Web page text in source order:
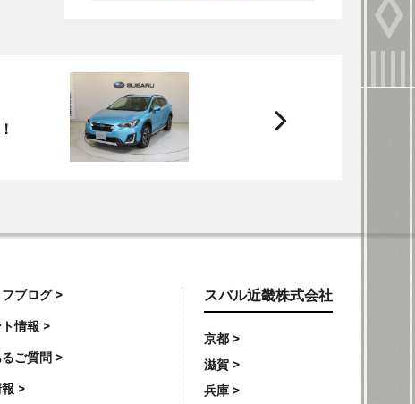
次
ブログ >
情報 >
ご質問 >
>
スバル近畿株式会社
京都 >
滋賀 >
兵庫 >